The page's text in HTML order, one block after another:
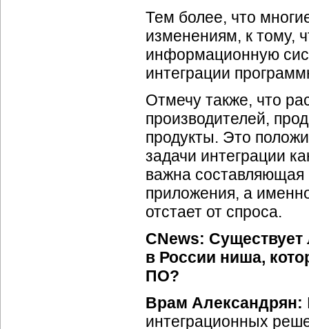
Тем более, что
изменениям, к тому,
информационную
интеграции
Отмечу также, что
производителей,
продукты. Это
задачи интеграции
важна составляющая
приложения, а
отстает от спроса.
CNews:
в России ниша,
ПО?
Врам Александрян:
интеграционных